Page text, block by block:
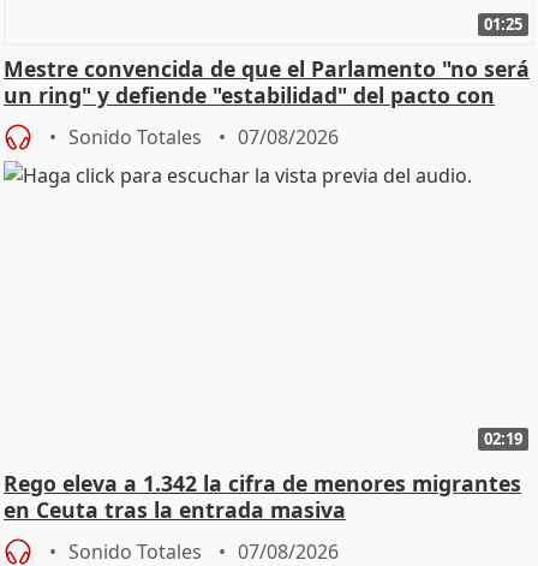
01:25
Mestre convencida de que el Parlamento "no será
un ring" y defiende "estabilidad" del pacto con
Vox
Sonido Totales 07/08/2026
02:19
Rego eleva a 1.342 la cifra de menores migrantes
en Ceuta tras la entrada masiva
Sonido Totales 07/08/2026